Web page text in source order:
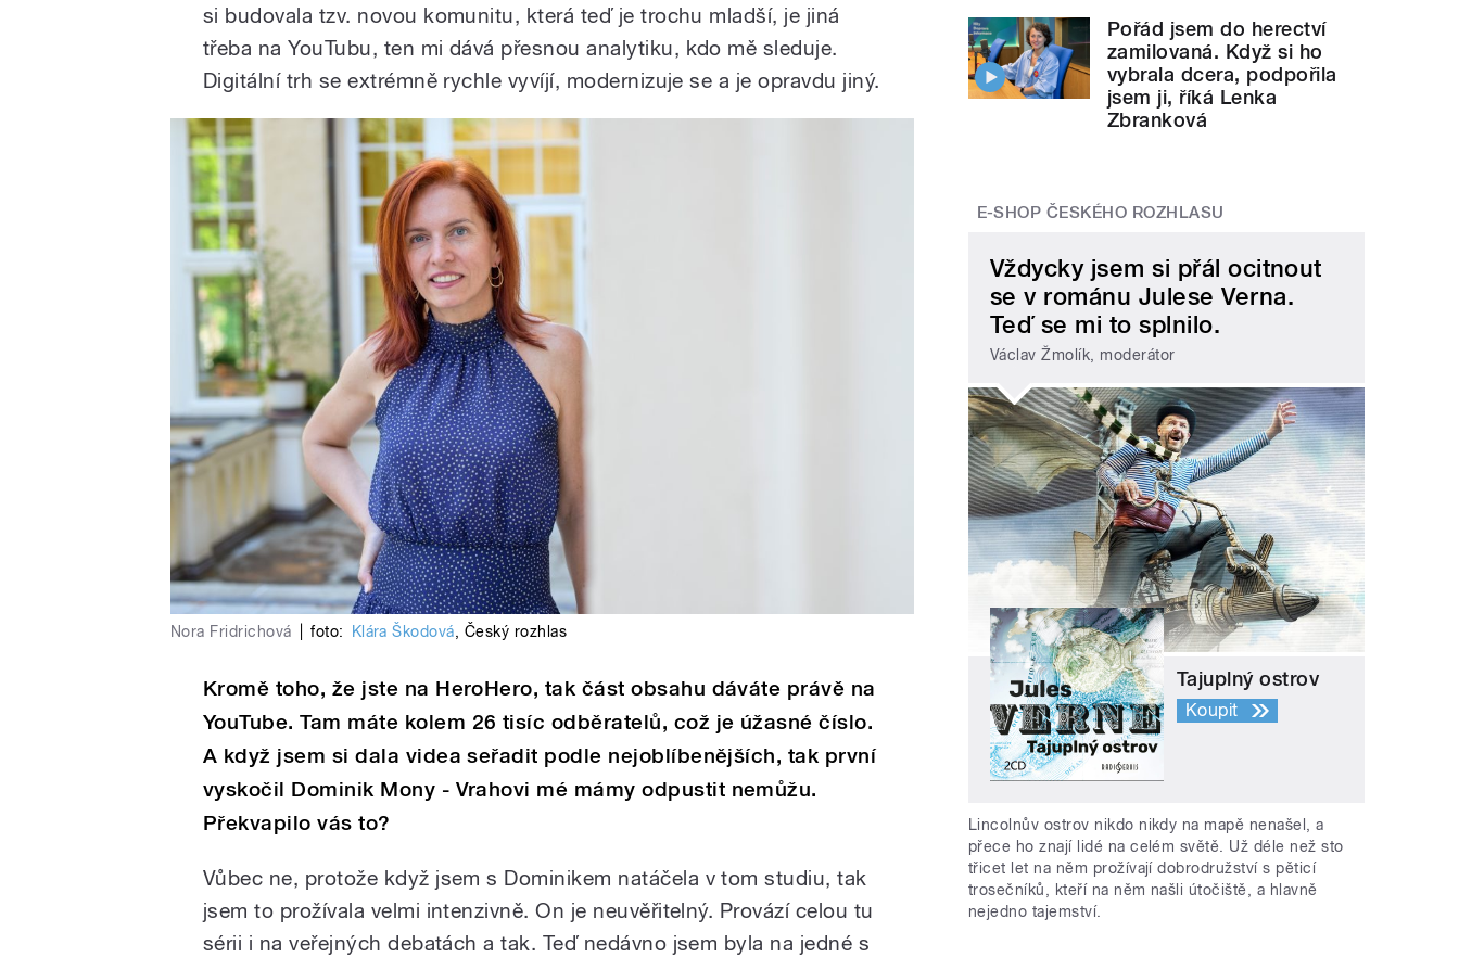
si budovala tzv. novou komunitu, která teď je trochu mladší, je jiná
třeba na YouTubu, ten mi dává přesnou analytiku, kdo mě sleduje.
Digitální trh se extrémně rychle vyvíjí, modernizuje se a je opravdu jiný.
Nora Fridrichová foto: Klára Škodová, Český rozhlas
Kromě toho, že jste na HeroHero, tak část obsahu dáváte právě na
YouTube. Tam máte kolem 26 tisíc odběratelů, což je úžasné číslo.
A když jsem si dala videa seřadit podle nejoblíbenějších, tak první
vyskočil Dominik Mony - Vrahovi mé mámy odpustit nemůžu.
Překvapilo vás to?
Vůbec ne, protože když jsem s Dominikem natáčela v tom studiu, tak
jsem to prožívala velmi intenzivně. On je neuvěřitelný. Provází celou tu
sérii i na veřejných debatách a tak. Teď nedávno jsem byla na jedné s
Pořád jsem do herectví
zamilovaná. Když si ho
vybrala dcera, podpořila
jsem ji, říká Lenka
Zbranková
E-SHOP ČESKÉHO ROZHLASU
Vždycky jsem si přál ocitnout
se v románu Julese Verna.
Teď se mi to splnilo.
Václav Žmolík, moderátor
Tajuplný ostrov
Koupit
Lincolnův ostrov nikdo nikdy na mapě nenašel, a
přece ho znají lidé na celém světě. Už déle než sto
třicet let na něm prožívají dobrodružství s pěticí
trosečníků, kteří na něm našli útočiště, a hlavně
nejedno tajemství.